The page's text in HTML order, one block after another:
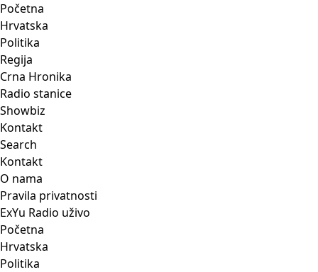
Početna
Hrvatska
Politika
Regija
Crna Hronika
Radio stanice
Showbiz
Kontakt
Search
Kontakt
O nama
Pravila privatnosti
ExYu Radio uživo
Početna
Hrvatska
Politika